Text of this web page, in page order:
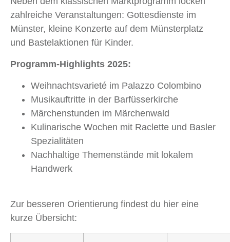
zahlreiche Veranstaltungen: Gottesdienste im
Münster, kleine Konzerte auf dem Münsterplatz
und Bastelaktionen für Kinder.
Programm-Highlights 2025:
Weihnachtsvarieté im Palazzo Colombino
Musikauftritte in der Barfüsserkirche
Märchenstunden im Märchenwald
Kulinarische Wochen mit Raclette und Basler
Spezialitäten
Nachhaltige Themenstände mit lokalem
Handwerk
Zur besseren Orientierung findest du hier eine
kurze Übersicht: